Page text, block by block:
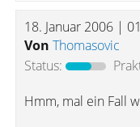
18. Januar 2006 |
Von Thomasovic
Status:
Hmm, mal ein Fall